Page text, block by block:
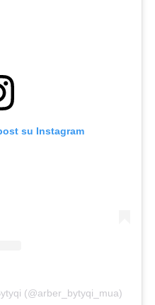
su Instagram
(@arber_bytyqi_mua)